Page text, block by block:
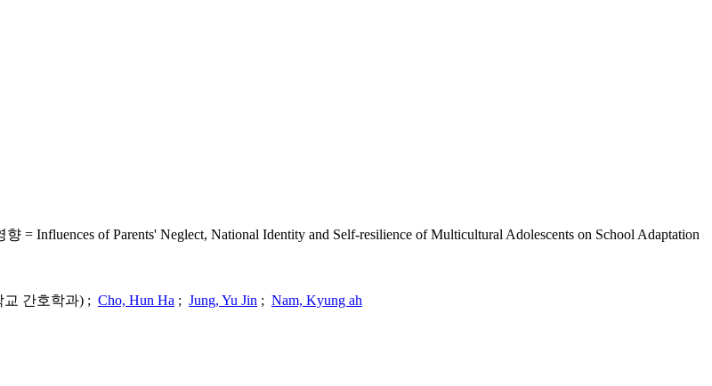
of Parents' Neglect, National Identity and Self-resilience of Multicultural Adolescents on School Adaptation
간호학과) ; Cho, Hun Ha ; Jung, Yu Jin ; Nam, Kyung ah